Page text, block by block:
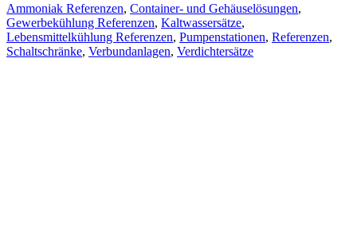
Ammoniak Referenzen, Container- und Gehäuselösungen,
Gewerbekühlung Referenzen, Kaltwassersätze,
Lebensmittelkühlung Referenzen, Pumpenstationen, Referenzen,
Schaltschränke, Verbundanlagen, Verdichtersätze